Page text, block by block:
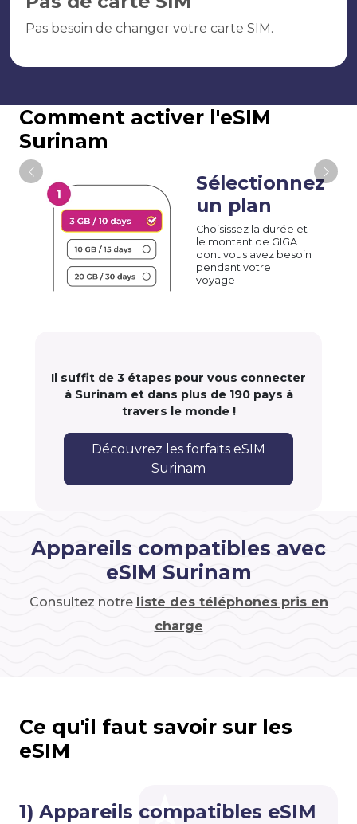
Pas besoin de changer votre carte SIM.
Comment activer l'eSIM
Surinam
Sélectionnez
un plan
Choisissez la durée et
le montant de GIGA
dont vous avez besoin
pendant votre
voyage
Il suffit de 3 étapes pour vous connecter
à Surinam et dans plus de 190 pays à
travers le monde !
Découvrez les forfaits eSIM
Surinam
Appareils compatibles avec
eSIM Surinam
Consultez notre liste des téléphones pris en
charge
Ce qu'il faut savoir sur les
eSIM
1) Appareils compatibles eSIM